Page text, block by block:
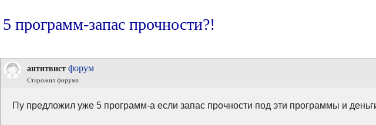
5 программ-запас прочности?!
антитвист форум
Старожил форума
Пу предложил уже 5 программ-а если запас прочности под эти программы и